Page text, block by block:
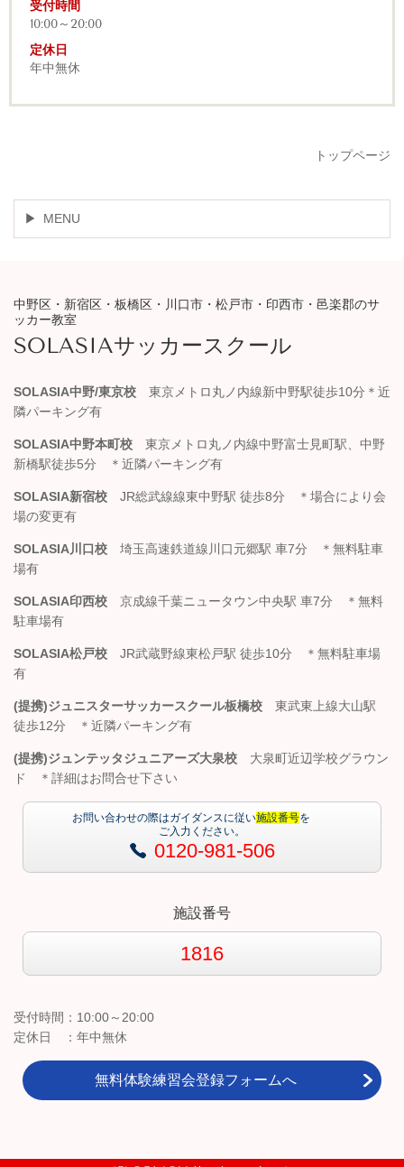
受付時間
10:00～20:00
定休日
年中無休
トップページ
MENU
中野区・新宿区・板橋区・川口市・松戸市・印西市・邑楽郡のサ
ッカー教室
SOLASIAサッカースクール
SOLASIA中野/東京校 東京メトロ丸ノ内線新中野駅徒歩10分＊近
隣パーキング有
SOLASIA中野本町校 東京メトロ丸ノ内線中野富士見町駅、中野
新橋駅徒歩5分 ＊近隣パーキング有
SOLASIA新宿校 JR総武線線東中野駅 徒歩8分 ＊場合により会
場の変更有
SOLASIA川口校 埼玉高速鉄道線川口元郷駅 車7分 ＊無料駐車
場有
SOLASIA印西校 京成線千葉ニュータウン中央駅 車7分 ＊無料
駐車場有
SOLASIA松戸校 JR武蔵野線東松戸駅 徒歩10分 ＊無料駐車場
有
(提携)ジュニスターサッカースクール板橋校 東武東上線大山駅
徒歩12分 ＊近隣パーキング有
(提携)ジュンテッタジュニアーズ大泉校 大泉町近辺学校グラウン
ド ＊詳細はお問合せ下さい
お問い合わせの際はガイダンスに従い施設番号を
ご入力ください。
0120-981-506
施設番号
1816
受付時間：10:00～20:00
定休日 ：年中無休
無料体験練習会登録フォームへ